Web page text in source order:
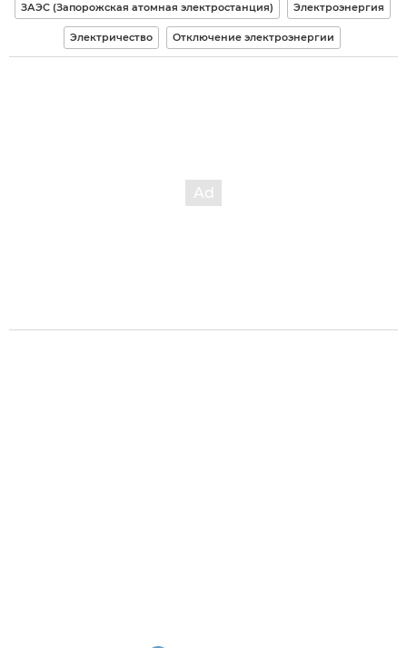
ЗАЭС (Запорожская атомная электростанция) Электроэнергия
Электричество Отключение электроэнергии